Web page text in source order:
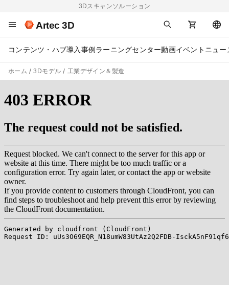
3Dスキャンソルーション
Artec 3D
コンテンツ・ハブ導入事例 ラーニングセンター動画イベント ニュー
ホーム 3Dモデル 工業デザイン＆製造